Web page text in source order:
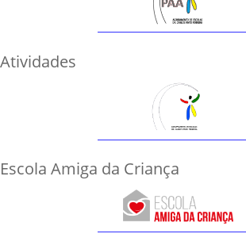
Atividades
Escola Amiga da Criança